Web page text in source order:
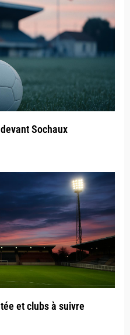
Sochaux
et clubs à suivre